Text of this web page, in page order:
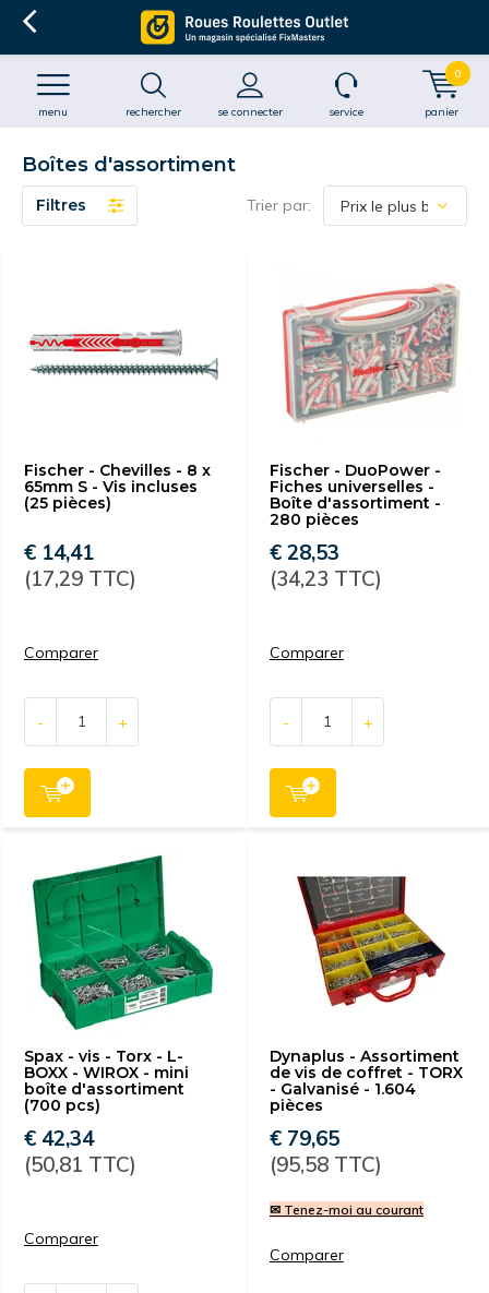
rechercher se connecter
menu service panier
0
Boîtes d'assortiment
Filtres Trier par:
Fischer - Chevilles - 8 x
65mm S - Vis incluses
(25 pièces)
€ 14,41
(17,29 TTC)
Comparer
- +
Fischer - DuoPower -
Fiches universelles -
Boîte d'assortiment -
280 pièces
€ 28,53
(34,23 TTC)
Comparer
- +
Spax - vis - Torx - L-
BOXX - WIROX - mini
boîte d'assortiment
(700 pcs)
€ 42,34
(50,81 TTC)
Comparer
Dynaplus - Assortiment
de vis de coffret - TORX
- Galvanisé - 1.604
pièces
€ 79,65
(95,58 TTC)
✉ Tenez-moi au courant
Comparer